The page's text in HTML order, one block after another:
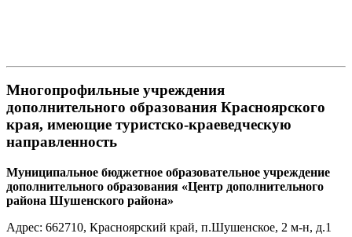
Многопрофильные учреждения
дополнительного образования Красноярского
края, имеющие туристско-краеведческую
направленность
Муниципальное бюджетное образовательное учреждение
дополнительного образования «Центр дополнительного
района Шушенского района»
Адрес: 662710, Красноярский край, п.Шушенское, 2 м-н, д.1